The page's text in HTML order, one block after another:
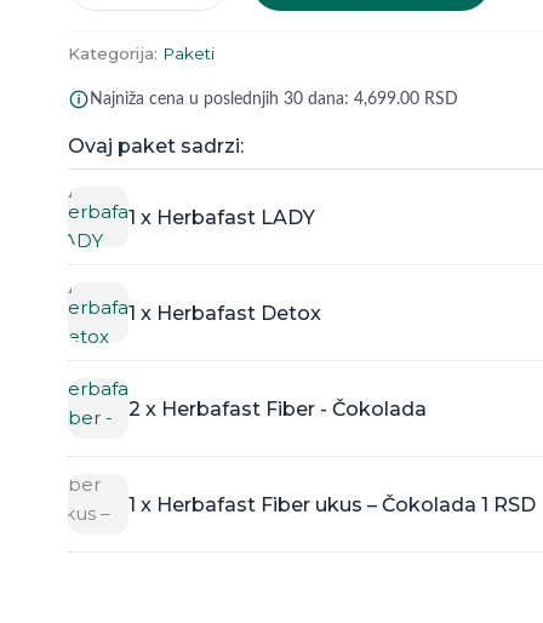
Kategorija: Paketi
Najniža cena u poslednjih 30 dana: 4,699.00 RSD
Ovaj paket sadrzi:
1 x Herbafast LADY
1 x Herbafast Detox
2 x Herbafast Fiber - Čokolada
1 x Herbafast Fiber ukus – Čokolada 1 RSD